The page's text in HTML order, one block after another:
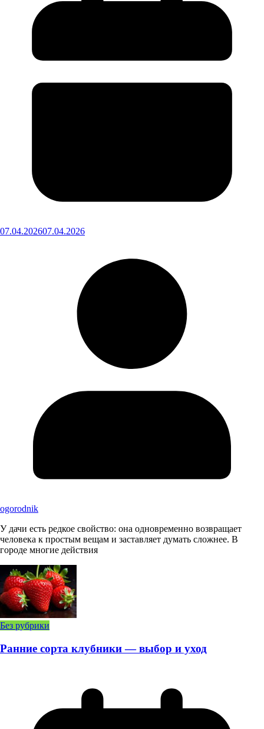
07.04.202607.04.2026
ogorodnik
У дачи есть редкое свойство: она одновременно возвращает
человека к простым вещам и заставляет думать сложнее. В
городе многие действия
Без рубрики
Ранние сорта клубники — выбор и уход